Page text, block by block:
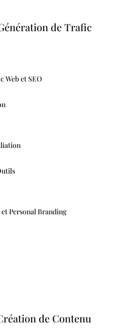
de Trafic
Web et SEO
et Personal Branding
de Contenu